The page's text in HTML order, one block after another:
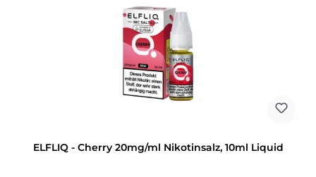
ELFLIQ - Cherry 20mg/ml Nikotinsalz, 10ml Liquid